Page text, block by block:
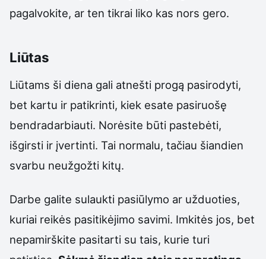
pagalvokite, ar ten tikrai liko kas nors gero.
Liūtas
Liūtams ši diena gali atnešti progą pasirodyti,
bet kartu ir patikrinti, kiek esate pasiruošę
bendradarbiauti. Norėsite būti pastebėti,
išgirsti ir įvertinti. Tai normalu, tačiau šiandien
svarbu neužgožti kitų.
Darbe galite sulaukti pasiūlymo ar užduoties,
kuriai reikės pasitikėjimo savimi. Imkitės jos, bet
nepamirškite pasitarti su tais, kurie turi